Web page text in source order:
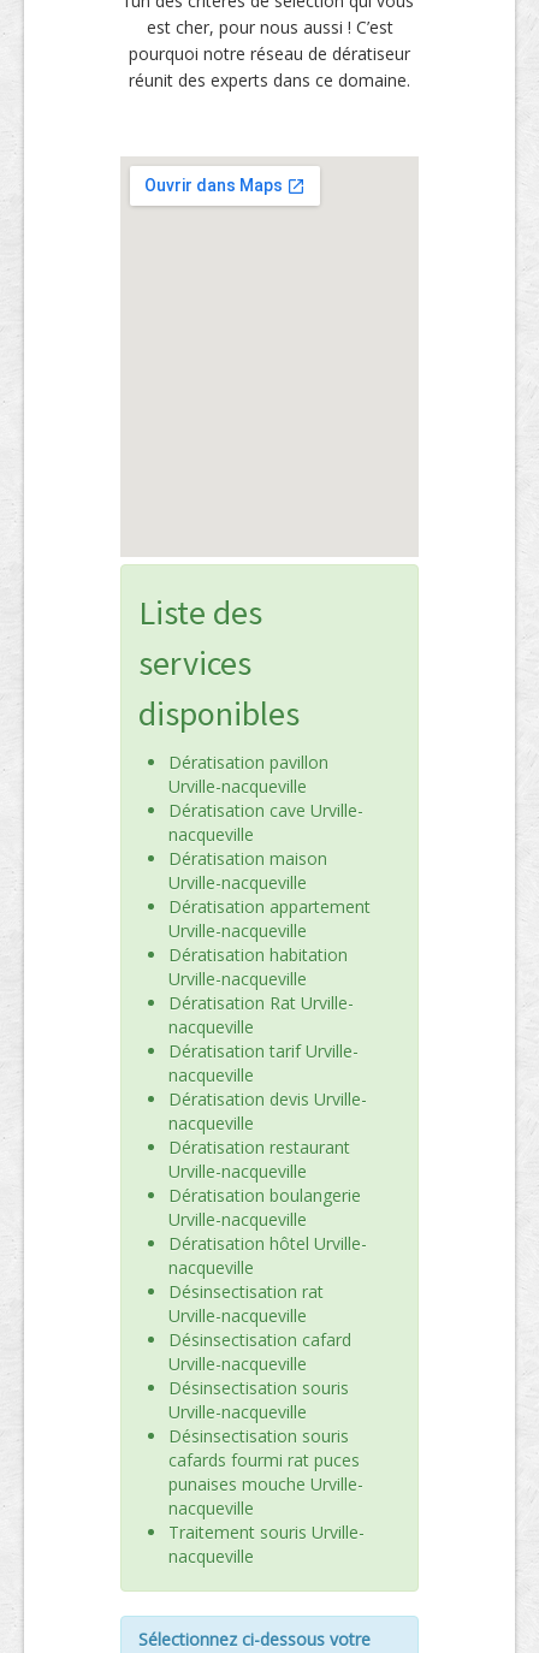
est cher, pour nous aussi ! C’est
pourquoi notre réseau de dératiseur
réunit des experts dans ce domaine.
Liste des
services
disponibles
Dératisation pavillon
Urville-nacqueville
Dératisation cave Urville-
nacqueville
Dératisation maison
Urville-nacqueville
Dératisation appartement
Urville-nacqueville
Dératisation habitation
Urville-nacqueville
Dératisation Rat Urville-
nacqueville
Dératisation tarif Urville-
nacqueville
Dératisation devis Urville-
nacqueville
Dératisation restaurant
Urville-nacqueville
Dératisation boulangerie
Urville-nacqueville
Dératisation hôtel Urville-
nacqueville
Désinsectisation rat
Urville-nacqueville
Désinsectisation cafard
Urville-nacqueville
Désinsectisation souris
Urville-nacqueville
Désinsectisation souris
cafards fourmi rat puces
punaises mouche Urville-
nacqueville
Traitement souris Urville-
nacqueville
Sélectionnez ci-dessous votre